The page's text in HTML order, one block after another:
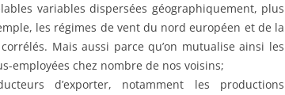
variables dispersées géographiquement, plus
les régimes de vent du nord européen et de la
Mais aussi parce qu’on mutualise ainsi les
employées chez nombre de nos voisins;
d’exporter, notamment les productions